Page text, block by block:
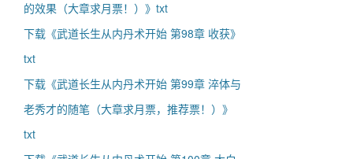
的效果（大章求月票！）》txt
下载《武道长生从内丹术开始 第98章 收获》
txt
下载《武道长生从内丹术开始 第99章 淬体与
老秀才的随笔（大章求月票，推荐票！）》
txt